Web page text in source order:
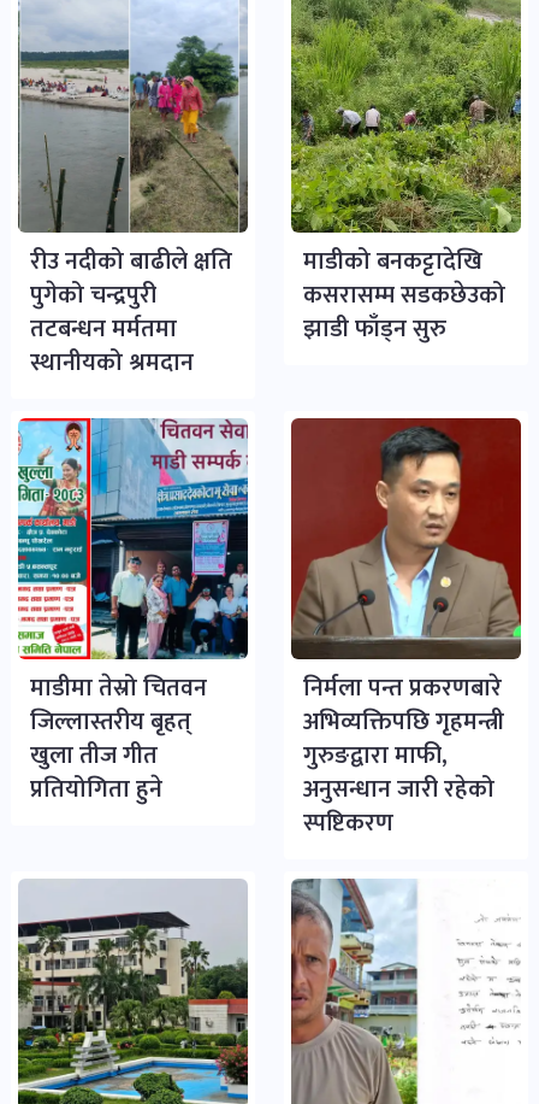
रीउ नदीको बाढीले क्षति
पुगेको चन्द्रपुरी
तटबन्धन मर्मतमा
स्थानीयको श्रमदान
माडीको बनकट्टादेखि
कसरासम्म सडकछेउको
झाडी फाँड्न सुरु
माडीमा तेस्रो चितवन
जिल्लास्तरीय बृहत्
खुला तीज गीत
प्रतियोगिता हुने
निर्मला पन्त प्रकरणबारे
अभिव्यक्तिपछि गृहमन्त्री
गुरुङद्वारा माफी,
अनुसन्धान जारी रहेको
स्पष्टिकरण